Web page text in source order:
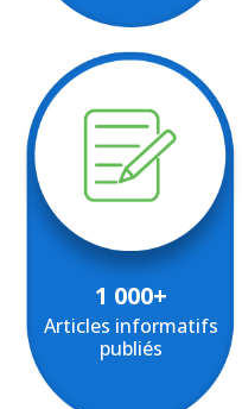
1 000+
Articles informatifs
publiés